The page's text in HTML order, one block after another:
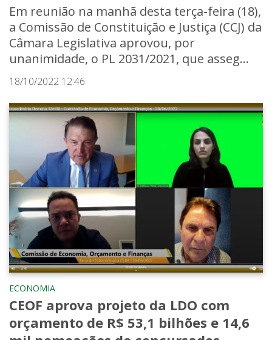
Em reunião na manhã desta terça-feira (18),
a Comissão de Constituição e Justiça (CCJ) da
Câmara Legislativa aprovou, por
unanimidade, o PL 2031/2021, que asseg...
18/10/2022 12:46
ECONOMIA
CEOF aprova projeto da LDO com
orçamento de R$ 53,1 bilhões e 14,6